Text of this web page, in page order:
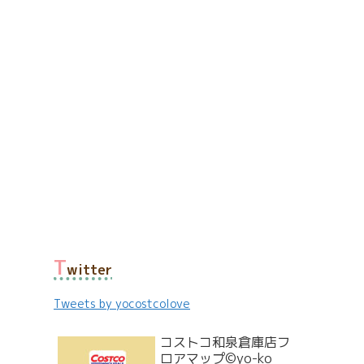
Twitter
Tweets by yocostcolove
コストコ和泉倉庫店フ
ロアマップ©yo-ko